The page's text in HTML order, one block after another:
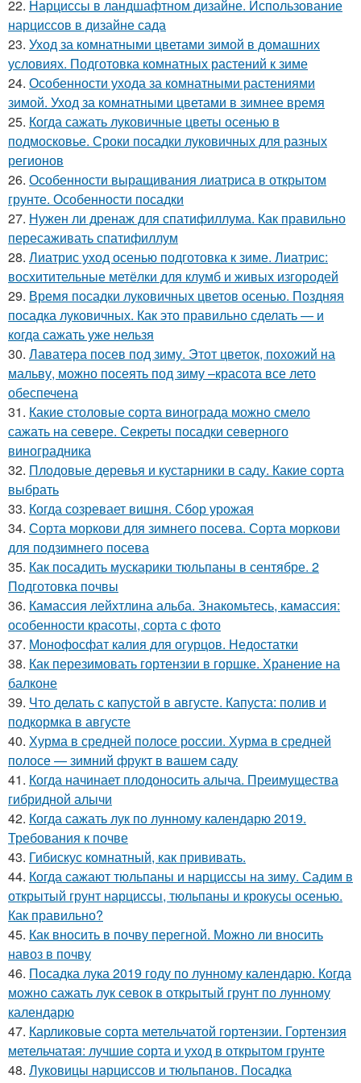
22. Нарциссы в ландшафтном дизайне. Использование
нарциссов в дизайне сада
23. Уход за комнатными цветами зимой в домашних
условиях. Подготовка комнатных растений к зиме
24. Особенности ухода за комнатными растениями
зимой. Уход за комнатными цветами в зимнее время
25. Когда сажать луковичные цветы осенью в
подмосковье. Сроки посадки луковичных для разных
регионов
26. Особенности выращивания лиатриса в открытом
грунте. Особенности посадки
27. Нужен ли дренаж для спатифиллума. Как правильно
пересаживать спатифиллум
28. Лиатрис уход осенью подготовка к зиме. Лиатрис:
восхитительные метёлки для клумб и живых изгородей
29. Время посадки луковичных цветов осенью. Поздняя
посадка луковичных. Как это правильно сделать — и
когда сажать уже нельзя
30. Лаватера посев под зиму. Этот цветок, похожий на
мальву, можно посеять под зиму –красота все лето
обеспечена
31. Какие столовые сорта винограда можно смело
сажать на севере. Секреты посадки северного
виноградника
32. Плодовые деревья и кустарники в саду. Какие сорта
выбрать
33. Когда созревает вишня. Сбор урожая
34. Сорта моркови для зимнего посева. Сорта моркови
для подзимнего посева
35. Как посадить мускарики тюльпаны в сентябре. 2
Подготовка почвы
36. Камассия лейхтлина альба. Знакомьтесь, камассия:
особенности красоты, сорта с фото
37. Монофосфат калия для огурцов. Недостатки
38. Как перезимовать гортензии в горшке. Хранение на
балконе
39. Что делать с капустой в августе. Капуста: полив и
подкормка в августе
40. Хурма в средней полосе россии. Хурма в средней
полосе — зимний фрукт в вашем саду
41. Когда начинает плодоносить алыча. Преимущества
гибридной алычи
42. Когда сажать лук по лунному календарю 2019.
Требования к почве
43. Гибискус комнатный, как прививать.
44. Когда сажают тюльпаны и нарциссы на зиму. Садим в
открытый грунт нарциссы, тюльпаны и крокусы осенью.
Как правильно?
45. Как вносить в почву перегной. Можно ли вносить
навоз в почву
46. Посадка лука 2019 году по лунному календарю. Когда
можно сажать лук севок в открытый грунт по лунному
календарю
47. Карликовые сорта метельчатой гортензии. Гортензия
метельчатая: лучшие сорта и уход в открытом грунте
48. Луковицы нарциссов и тюльпанов. Посадка